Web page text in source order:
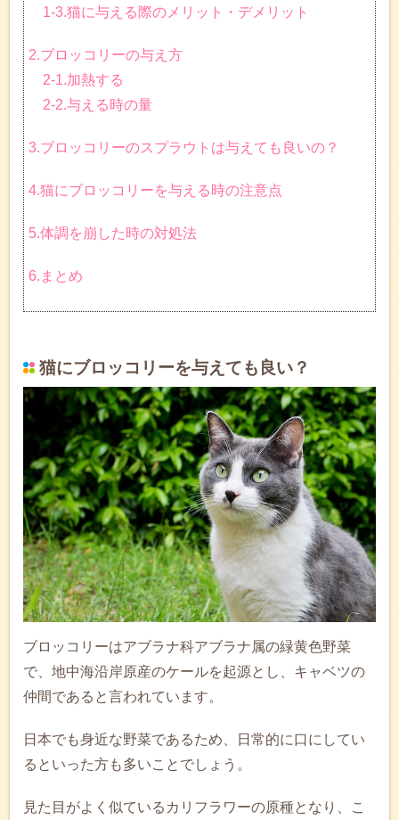
1-3.猫に与える際のメリット・デメリット
2.ブロッコリーの与え方
2-1.加熱する
2-2.与える時の量
3.ブロッコリーのスプラウトは与えても良いの？
4.猫にブロッコリーを与える時の注意点
5.体調を崩した時の対処法
6.まとめ
猫にブロッコリーを与えても良い？
ブロッコリーはアブラナ科アブラナ属の緑黄色野菜
で、地中海沿岸原産のケールを起源とし、キャベツの
仲間であると言われています。
日本でも身近な野菜であるため、日常的に口にしてい
るといった方も多いことでしょう。
見た目がよく似ているカリフラワーの原種となり、こ